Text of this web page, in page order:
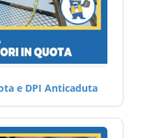
e DPI Anticaduta